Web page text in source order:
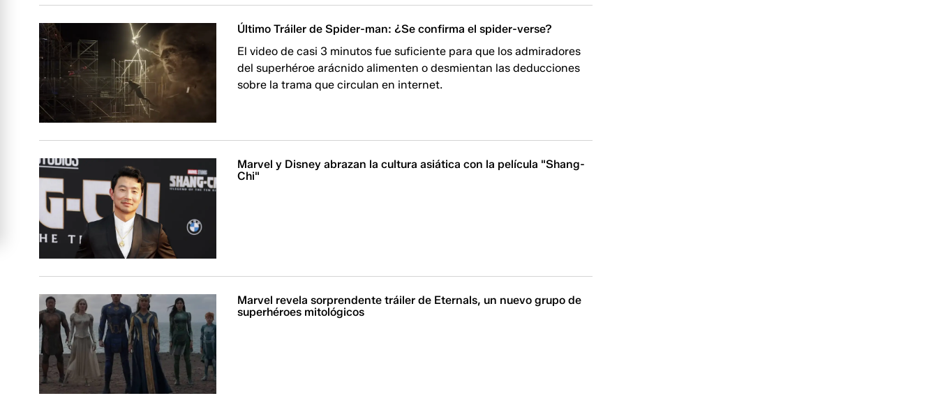
Último Tráiler de Spider-man: ¿Se confirma el spider-verse?
El video de casi 3 minutos fue suficiente para que los admiradores
del superhéroe arácnido alimenten o desmientan las deducciones
sobre la trama que circulan en internet.
Marvel y Disney abrazan la cultura asiática con la película "Shang-
Chi"
Marvel revela sorprendente tráiler de Eternals, un nuevo grupo de
superhéroes mitológicos